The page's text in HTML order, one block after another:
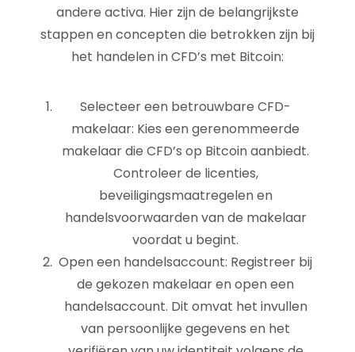
andere activa. Hier zijn de belangrijkste
stappen en concepten die betrokken zijn bij
het handelen in CFD’s met Bitcoin:
Selecteer een betrouwbare CFD-
makelaar: Kies een gerenommeerde
makelaar die CFD’s op Bitcoin aanbiedt.
Controleer de licenties,
beveiligingsmaatregelen en
handelsvoorwaarden van de makelaar
voordat u begint.
Open een handelsaccount: Registreer bij
de gekozen makelaar en open een
handelsaccount. Dit omvat het invullen
van persoonlijke gegevens en het